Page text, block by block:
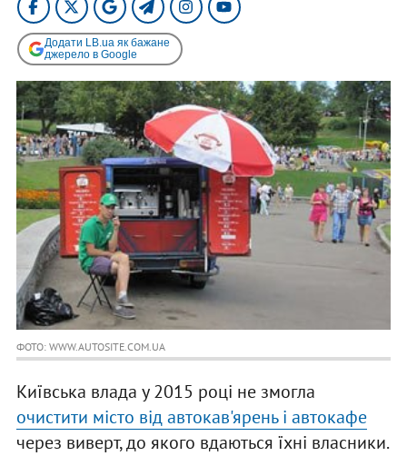
Додати LB.ua як бажане
джерело в Google
ФОТО: WWW.AUTOSITE.COM.UA
Київська влада у 2015 році не змогла
очистити місто від автокав'ярень і автокафе
через виверт, до якого вдаються їхні власники.